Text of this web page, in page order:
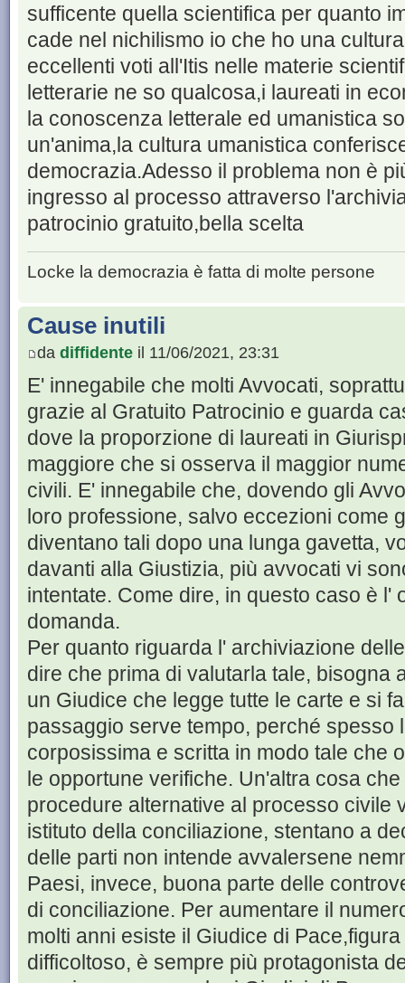
sufficente quella scientifica per quanto
cade nel nichilismo io che ho una
eccellenti voti all'Itis nelle materie
letterarie ne so qualcosa,i laureati in
la conoscenza letterale ed umanistica
un'anima,la cultura umanistica
democrazia.Adesso il problema non è
ingresso al processo attraverso
patrocinio gratuito,bella scelta
Locke la democrazia è fatta di molte persone
Cause inutili
da diffidente il 11/06/2021, 23:31
E' innegabile che molti Avvocati,
grazie al Gratuito Patrocinio e guarda
dove la proporzione di laureati in
maggiore che si osserva il maggior
civili. E' innegabile che, dovendo gli
loro professione, salvo eccezioni come
diventano tali dopo una lunga gavetta,
davanti alla Giustizia, più avvocati vi
intentate. Come dire, in questo caso è l'
domanda.
Per quanto riguarda l' archiviazione
dire che prima di valutarla tale, bisogna
un Giudice che legge tutte le carte e si
passaggio serve tempo, perché spesso
corposissima e scritta in modo tale che
le opportune verifiche. Un'altra cosa
procedure alternative al processo civile
istituto della conciliazione, stentano a
delle parti non intende avvalersene
Paesi, invece, buona parte delle
di conciliazione. Per aumentare il
molti anni esiste il Giudice di
difficoltoso, è sempre più protagonista